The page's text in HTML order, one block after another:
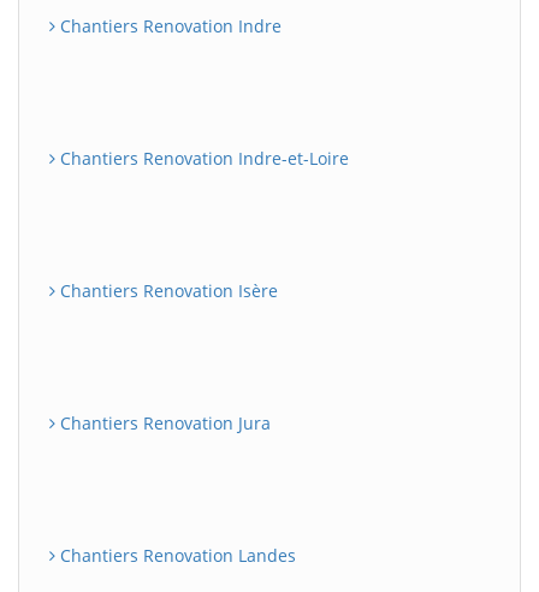
Chantiers Renovation Indre
Chantiers Renovation Indre-et-Loire
Chantiers Renovation Isère
Chantiers Renovation Jura
Chantiers Renovation Landes